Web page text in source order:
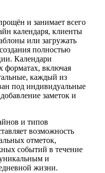
и занимает всего
календаря, клиенты
или загружать
полностью
Календари
форматах, включая
каждый из
под индивидуальные
заметок и
и типов
возможность
отметок,
событий в течение
и
жизни.